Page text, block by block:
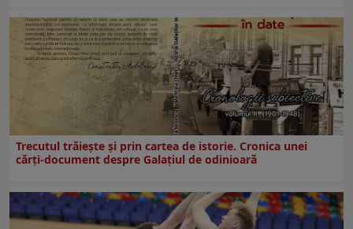
Trecutul trăiește și prin cartea de istorie. Cronica unei
cărți-document despre Galațiul de odinioară